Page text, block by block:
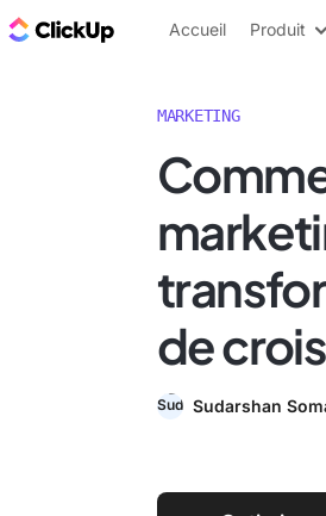
ClickUp Blog
Accueil Produit
MARKETING
de
Sudarshan